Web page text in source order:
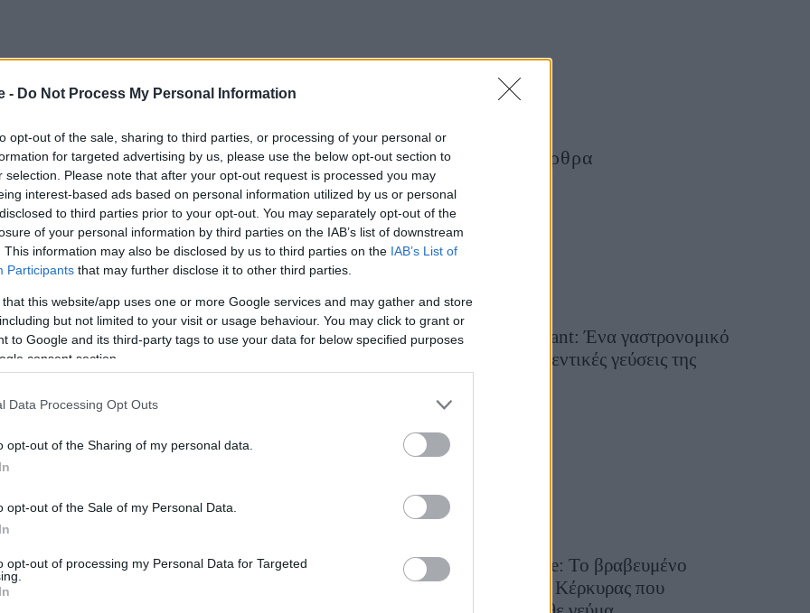
- Do Not Process My Personal Information
opt-out of the sale, sharing to third parties, or processing of your personal or
for targeted advertising by us, please use the below opt-out section to
selection. Please note that after your opt-out request is processed you may
interest-based ads based on personal information utilized by us or personal
to third parties prior to your opt-out. You may separately opt-out of the
of your personal information by third parties on the IAB’s list of downstream
This information may also be disclosed by us to third parties on the IAB’s List of
Participants that may further disclose it to other third parties.
that this website/app uses one or more Google services and may gather and store
but not limited to your visit or usage behaviour. You may click to grant or
to Google and its third-party tags to use your data for below specified purposes
consent section.
Data Processing Opt Outs
opt-out of the Sharing of my personal data.
opt-out of the Sale of my Personal Data.
opt-out of processing my Personal Data for Targeted
πιθανό να συμβεί κατά τη διάρκεια μιας πτήσης
ποικίλους παράγοντες.Οι κύριοι λόγοι είναι οι
διάφορες παθήσεις, αλλά και το άγχος.
Τελευταία Άρθρα
Tsapis Restaurant: Ένα γαστρονομικό
ταξίδι στις αυθεντικές γεύσεις της
29 Ιουλίου 2026, 9:54
Toula’s Seaside: Το βραβευμένο
εστιατόριο της Κέρκυρας που